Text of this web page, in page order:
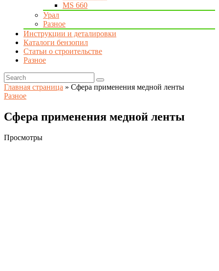
MS 660
Урал
Разное
Инструкции и деталировки
Каталоги бензопил
Статьи о строительстве
Разное
Главная страница » Сфера применения медной ленты
Разное
Сфера применения медной ленты
Просмотры